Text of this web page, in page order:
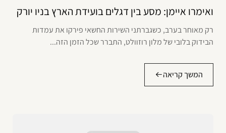
ואימרו איימן: מסע בין דגלים בועידת הארץ בניו יורק
רק מאוחר בערב, כשגברתני השירות החשאי פירקו את עמדות
הבידוק בלובי של מלון רוזוולט, התברר שכל הזמן הזה...
המשך קריאה